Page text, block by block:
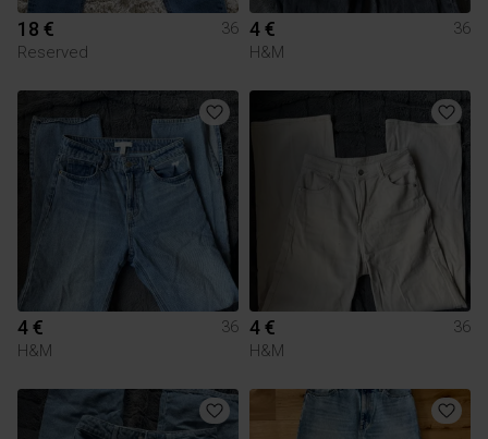
18 €
36
Reserved
4 €
36
H&M
4 €
36
H&M
4 €
36
H&M